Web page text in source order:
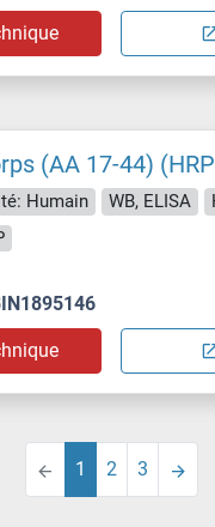
(AA 17-44)
Humain WB, ELISA
1 2 3